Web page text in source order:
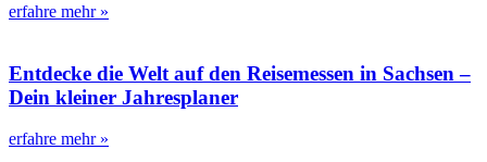
erfahre mehr »
Entdecke die Welt auf den Reisemessen in Sachsen –
Dein kleiner Jahresplaner
erfahre mehr »